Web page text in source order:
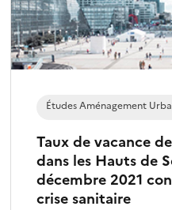
Taux de vacance
dans les Hauts de
décembre 2021
crise sanitaire
Études Aménagement